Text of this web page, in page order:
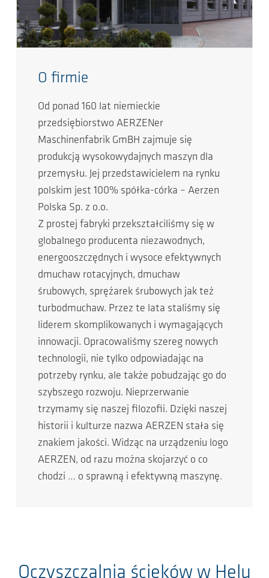
O firmie
Od ponad 160 lat niemieckie
przedsiębiorstwo AERZENer
Maschinenfabrik GmBH zajmuje się
produkcją wysokowydajnych maszyn dla
przemysłu. Jej przedstawicielem na rynku
polskim jest 100% spółka-córka – Aerzen
Polska Sp. z o.o.
Z prostej fabryki przekształciliśmy się w
globalnego producenta niezawodnych,
energooszczędnych i wysoce efektywnych
dmuchaw rotacyjnych, dmuchaw
śrubowych, sprężarek śrubowych jak też
turbodmuchaw. Przez te lata staliśmy się
liderem skomplikowanych i wymagających
innowacji. Opracowaliśmy szereg nowych
technologii, nie tylko odpowiadając na
potrzeby rynku, ale także pobudzając go do
szybszego rozwoju. Nieprzerwanie
trzymamy się naszej filozofii. Dzięki naszej
historii i kulturze nazwa AERZEN stała się
znakiem jakości. Widząc na urządzeniu logo
AERZEN, od razu można skojarzyć o co
chodzi … o sprawną i efektywną maszynę.
Oczyszczalnia ścieków w Helu